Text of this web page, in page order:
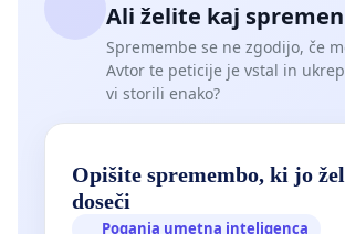
Ali želite kaj
Spremembe se ne zgodijo, če
Avtor te peticije je vstal in
vi storili enako?
Opišite spremembo, ki jo
doseči
Poganja umetna inteligenca